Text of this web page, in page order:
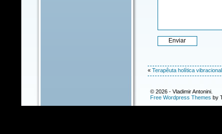
« Terapêuta holítica
© 2026 - Vladimir Antonini.
Free Wordpress Themes by